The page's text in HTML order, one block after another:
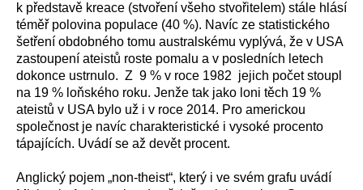
k představě kreace (stvoření všeho stvořitelem) stále hlásí
téměř polovina populace (40 %). Navíc ze statistického
šetření obdobného tomu australskému vyplývá, že v USA
zastoupení ateistů roste pomalu a v posledních letech
dokonce ustrnulo. Z 9 % v roce 1982 jejich počet stoupl
na 19 % loňského roku. Jenže tak jako loni těch 19 %
ateistů v USA bylo už i v roce 2014. Pro americkou
společnost je navíc charakteristické i vysoké procento
tápajících. Uvádí se až devět procent.
Anglický pojem „non-theist“, který i ve svém grafu uvádí